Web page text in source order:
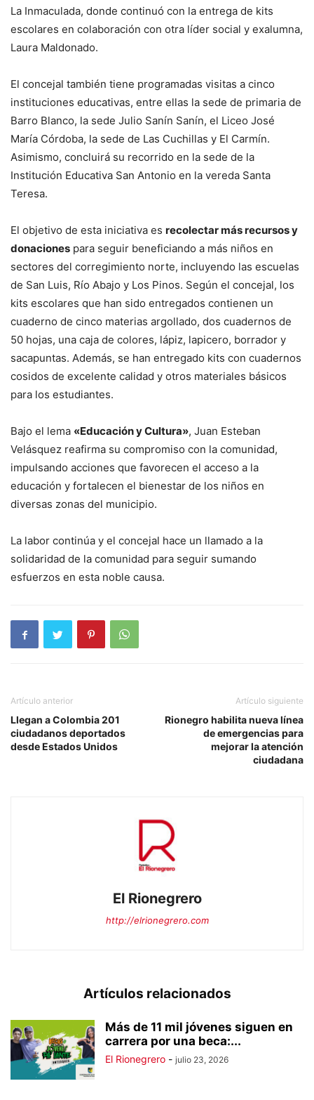
La Inmaculada, donde continuó con la entrega de kits
escolares en colaboración con otra líder social y exalumna,
Laura Maldonado.
El concejal también tiene programadas visitas a cinco
instituciones educativas, entre ellas la sede de primaria de
Barro Blanco, la sede Julio Sanín Sanín, el Liceo José
María Córdoba, la sede de Las Cuchillas y El Carmín.
Asimismo, concluirá su recorrido en la sede de la
Institución Educativa San Antonio en la vereda Santa
Teresa.
El objetivo de esta iniciativa es recolectar más recursos y
donaciones para seguir beneficiando a más niños en
sectores del corregimiento norte, incluyendo las escuelas
de San Luis, Río Abajo y Los Pinos. Según el concejal, los
kits escolares que han sido entregados contienen un
cuaderno de cinco materias argollado, dos cuadernos de
50 hojas, una caja de colores, lápiz, lapicero, borrador y
sacapuntas. Además, se han entregado kits con cuadernos
cosidos de excelente calidad y otros materiales básicos
para los estudiantes.
Bajo el lema «Educación y Cultura», Juan Esteban
Velásquez reafirma su compromiso con la comunidad,
impulsando acciones que favorecen el acceso a la
educación y fortalecen el bienestar de los niños en
diversas zonas del municipio.
La labor continúa y el concejal hace un llamado a la
solidaridad de la comunidad para seguir sumando
esfuerzos en esta noble causa.
Artículo anterior
Llegan a Colombia 201
ciudadanos deportados
desde Estados Unidos
Artículo siguiente
Rionegro habilita nueva línea
de emergencias para
mejorar la atención
ciudadana
El Rionegrero
http://elrionegrero.com
Artículos relacionados
Más de 11 mil jóvenes siguen en
carrera por una beca:...
El Rionegrero - julio 23, 2026